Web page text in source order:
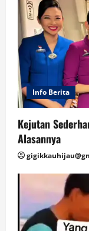
Info Berita
Kejutan
Alasannya